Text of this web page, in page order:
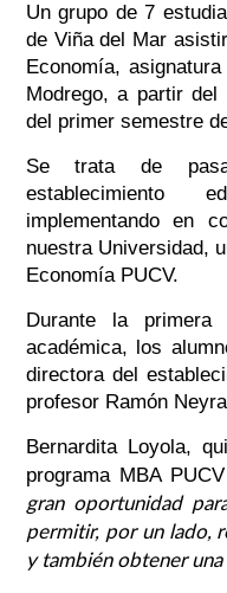
Un grupo de 7
de Viña del Mar
Economía,
Modrego, a partir
del primer semestre
Se trata de
establecimiento
implementando en
nuestra Universidad,
Economía PUCV.
Durante la primera
académica, los
directora del
profesor Ramón
Bernardita Loyola,
programa MBA
gran oportunidad
permitir, por un lado,
y también obtener una